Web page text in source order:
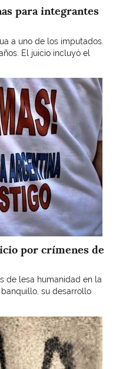
para integrantes
a uno de los imputados.
El juicio incluyó el
por crímenes de
de lesa humanidad en la
su desarrollo